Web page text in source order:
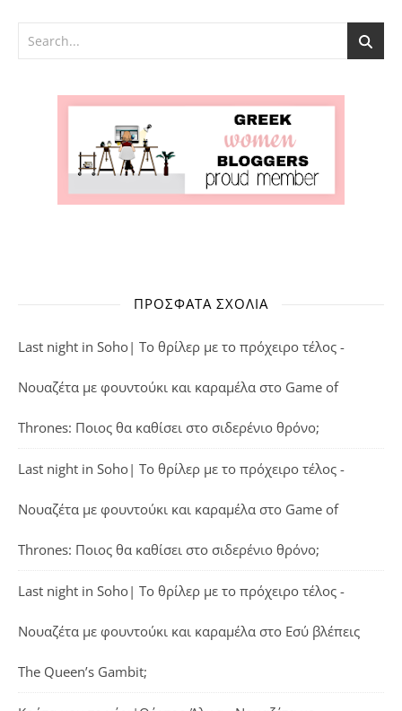
ΠΡΌΣΦΑΤΑ ΣΧΌΛΙΑ
Last night in Soho| Το θρίλερ με το πρόχειρο τέλος -
Νουαζέτα με φουντούκι και καραμέλα στο Game of
Thrones: Ποιος θα καθίσει στο σιδερένιο θρόνο;
Last night in Soho| Το θρίλερ με το πρόχειρο τέλος -
Νουαζέτα με φουντούκι και καραμέλα στο Game of
Thrones: Ποιος θα καθίσει στο σιδερένιο θρόνο;
Last night in Soho| Το θρίλερ με το πρόχειρο τέλος -
Νουαζέτα με φουντούκι και καραμέλα στο Εσύ βλέπεις
The Queen’s Gambit;